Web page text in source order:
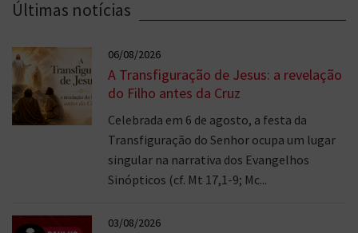
Últimas notícias
06/08/2026
A Transfiguração de Jesus: a revelação
do Filho antes da Cruz
Celebrada em 6 de agosto, a festa da
Transfiguração do Senhor ocupa um lugar
singular na narrativa dos Evangelhos
Sinópticos (cf. Mt 17,1-9; Mc...
03/08/2026